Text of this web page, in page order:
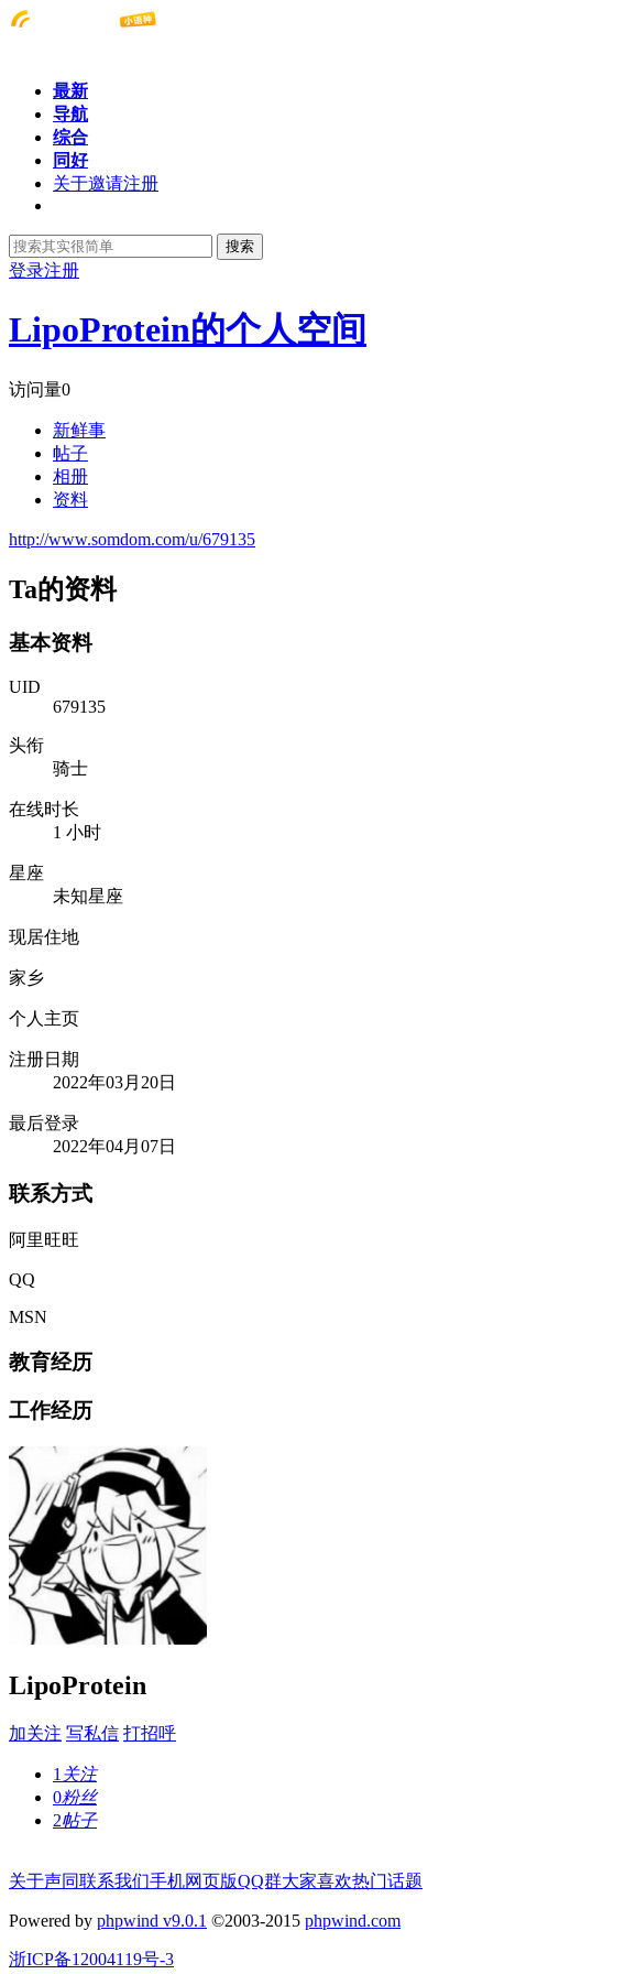
最新
导航
综合
同好
关于邀请注册
搜索
登录注册
LipoProtein的个人空间
访问量0
新鲜事
帖子
相册
资料
http://www.somdom.com/u/679135
Ta的资料
基本资料
UID
679135
头衔
骑士
在线时长
1 小时
星座
未知星座
现居住地
家乡
个人主页
注册日期
2022年03月20日
最后登录
2022年04月07日
联系方式
阿里旺旺
QQ
MSN
教育经历
工作经历
LipoProtein
加关注 写私信 打招呼
1 关注
0粉丝
2帖子
关于声同联系我们手机网页版QQ群大家喜欢热门话题
Powered by phpwind v9.0.1 ©2003-2015 phpwind.com
浙ICP备12004119号-3